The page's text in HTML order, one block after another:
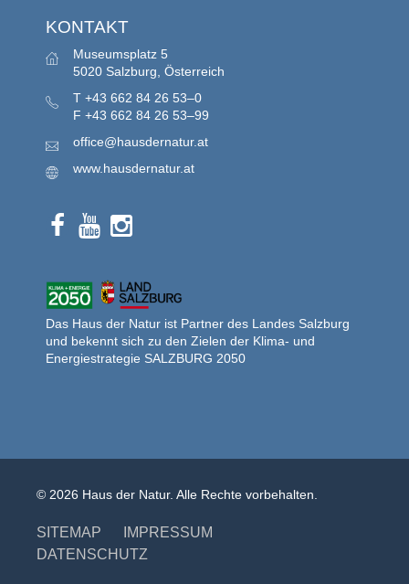
KONTAKT
Museumsplatz 5
5020 Salzburg, Österreich
T +43 662 84 26 53–0
F +43 662 84 26 53–99
office@hausdernatur.at
www.hausdernatur.at
Das Haus der Natur ist Partner des Landes Salzburg
und bekennt sich zu den Zielen der Klima- und
Energiestrategie SALZBURG 2050
© 2026 Haus der Natur. Alle Rechte vorbehalten.
SITEMAP
IMPRESSUM
DATENSCHUTZ